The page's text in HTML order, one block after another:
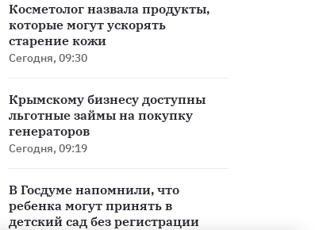
Косметолог назвала продукты,
которые могут ускорять
старение кожи
Сегодня, 09:30
Крымскому бизнесу доступны
льготные займы на покупку
генераторов
Сегодня, 09:19
В Госдуме напомнили, что
ребенка могут принять в
детский сад без регистрации